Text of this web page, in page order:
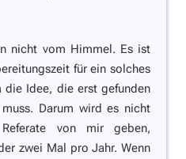
nicht vom Himmel. Es ist
für ein solches
die Idee, die erst gefunden
Darum wird es nicht
von mir geben,
zwei Mal pro Jahr. Wenn